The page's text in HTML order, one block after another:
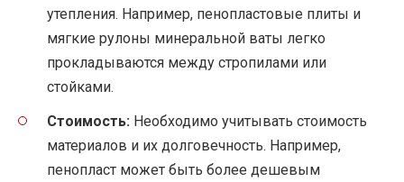
утепления. Например, пенопластовые плиты и
мягкие рулоны минеральной ваты легко
прокладываются между стропилами или
стойками.
Стоимость: Необходимо учитывать стоимость
материалов и их долговечность. Например,
пенопласт может быть более дешевым